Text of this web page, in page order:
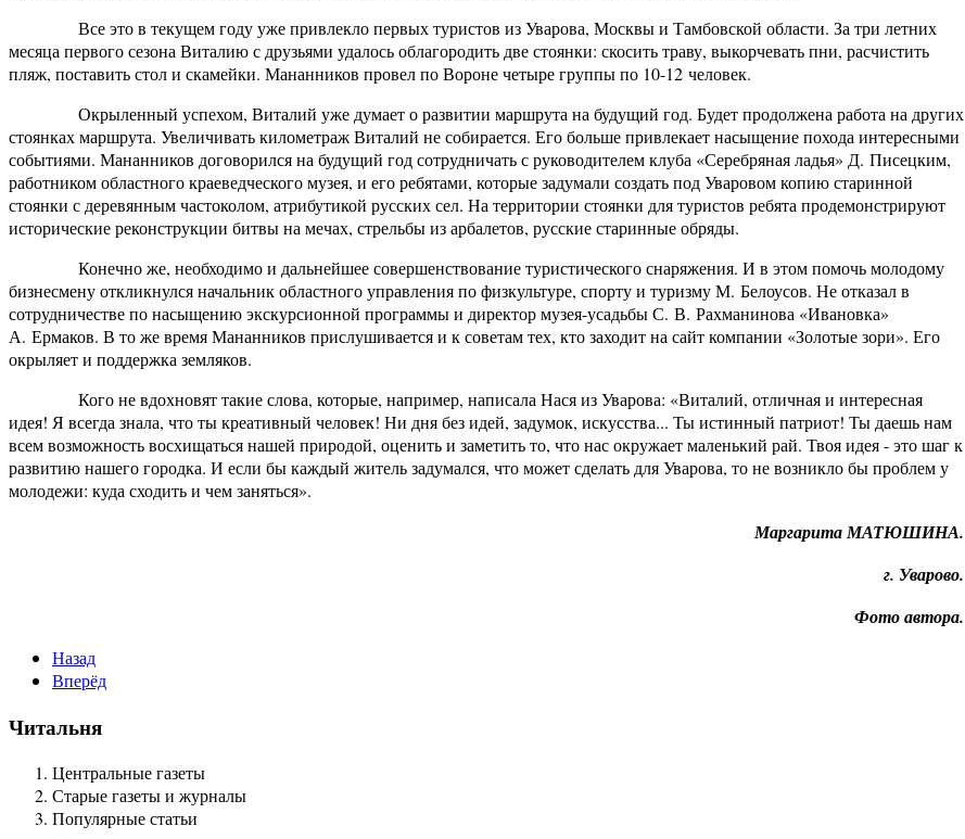
Все это в текущем году уже привлекло первых туристов из Уварова, Москвы и Тамбовской области. За три летних
месяца первого сезона Виталию с друзьями удалось облагородить две стоянки: скосить траву, выкорчевать пни, расчистить
пляж, поставить стол и скамейки. Мананников провел по Вороне четыре группы по 10-12 человек.
Окрыленный успехом, Виталий уже думает о развитии маршрута на будущий год. Будет продолжена работа на других
стоянках маршрута. Увеличивать километраж Виталий не собирается. Его больше привлекает насыщение похода интересными
событиями. Мананников договорился на будущий год сотрудничать с руководителем клуба «Серебряная ладья» Д. Писецким,
работником областного краеведческого музея, и его ребятами, которые задумали создать под Уваровом копию старинной
стоянки с деревянным частоколом, атрибутикой русских сел. На территории стоянки для туристов ребята продемонстрируют
исторические реконструкции битвы на мечах, стрельбы из арбалетов, русские старинные обряды.
Конечно же, необходимо и дальнейшее совершенствование туристического снаряжения. И в этом помочь молодому
бизнесмену откликнулся начальник областного управления по физкультуре, спорту и туризму М. Белоусов. Не отказал в
сотрудничестве по насыщению экскурсионной программы и директор музея-усадьбы С. В. Рахманинова «Ивановка»
А. Ермаков. В то же время Мананников прислушивается и к советам тех, кто заходит на сайт компании «Золотые зори». Его
окрыляет и поддержка земляков.
Кого не вдохновят такие слова, которые, например, написала Нася из Уварова: «Виталий, отличная и интересная
идея! Я всегда знала, что ты креативный человек! Ни дня без идей, задумок, искусства... Ты истинный патриот! Ты даешь нам
всем возможность восхищаться нашей природой, оценить и заметить то, что нас окружает маленький рай. Твоя идея - это шаг к
развитию нашего городка. И если бы каждый житель задумался, что может сделать для Уварова, то не возникло бы проблем у
молодежи: куда сходить и чем заняться».
Маргарита МАТЮШИНА.
г. Уварово.
Фото автора.
Назад
Вперёд
Читальня
Центральные газеты
Старые газеты и журналы
Популярные статьи